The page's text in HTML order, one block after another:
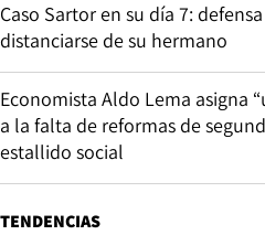
Caso Sartor en su día 7:
distanciarse de su hermano
Economista Aldo Lema asigna
a la falta de reformas de
estallido social
TENDENCIAS